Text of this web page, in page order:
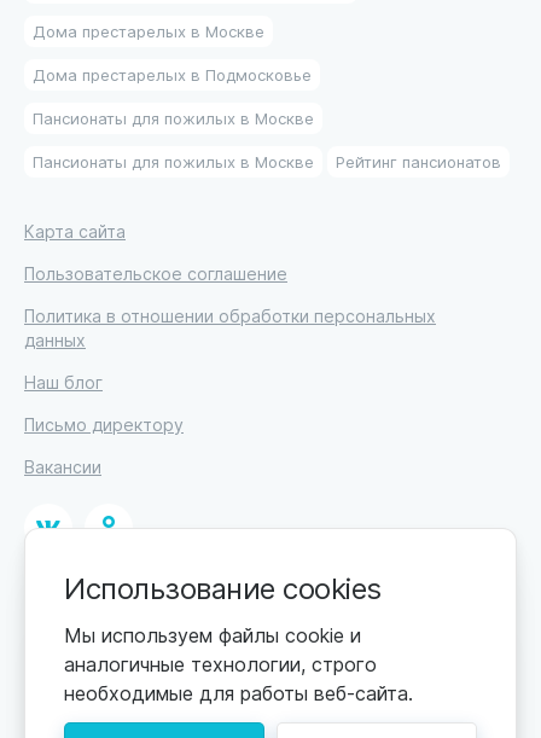
Дома престарелых в Москве
Дома престарелых в Подмосковье
Пансионаты для пожилых в Москве
Пансионаты для пожилых в Москве Рейтинг пансионатов
Карта сайта
Пользовательское соглашение
Политика в отношении обработки персональных
данных
Наш блог
Письмо директору
Вакансии
© 2026. Москва, ул. Кржижановского, 29, корп. 1.
ИП Высоцкий Дмитрий Петрович, ИНН 233610721148
Цены обновляются по мере поступления новой
информации. Точную стоимость уточняйте у
пансионата. Информация, предоставленная на сайте,
Использование cookies
Мы используем файлы cookie и
аналогичные технологии, строго
необходимые для работы веб-сайта.